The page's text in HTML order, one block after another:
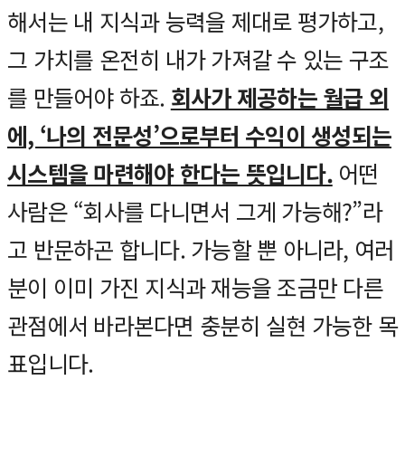
해서는 내 지식과 능력을 제대로 평가하고,
그 가치를 온전히 내가 가져갈 수 있는 구조
를 만들어야 하죠. 회사가 제공하는 월급 외
에, ‘나의 전문성’으로부터 수익이 생성되는
시스템을 마련해야 한다는 뜻입니다.어떤
사람은 “회사를 다니면서 그게 가능해?”라
고 반문하곤 합니다. 가능할 뿐 아니라, 여러
분이 이미 가진 지식과 재능을 조금만 다른
관점에서 바라본다면 충분히 실현 가능한 목
표입니다.